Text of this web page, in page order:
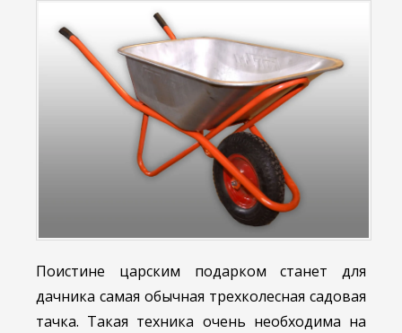
Поистине царским подарком станет для
дачника самая обычная трехколесная садовая
тачка. Такая техника очень необходима на